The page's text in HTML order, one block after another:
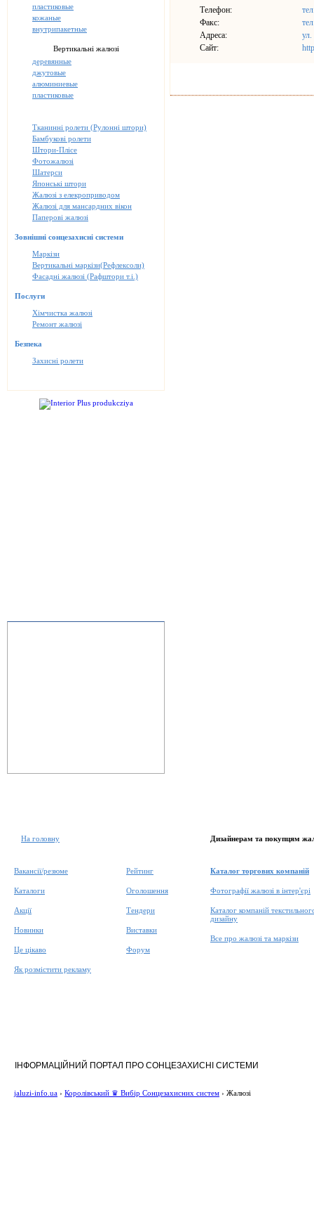
пластиковые
кожаные
внутрипакетные
Вертикальні жалюзі
деревянные
джутовые
алюминиевые
пластиковые
Тканинні ролети (Рулонні штори)
Бамбукові ролети
Штори-Плісе
Фотожалюзі
Шатерси
Японські штори
Жалюзі з елекроприводом
Жалюзі для мансардних вікон
Паперові жалюзі
Зовнішні сонцезахисні системи
Маркізи
Вертикальні маркізи(Рефлексоли)
Фасадні жалюзі (Рафштори т.і.)
Послуги
Хімчистка жалюзі
Ремонт жалюзі
Безпека
Захисні ролети
Телефон:
Факс:
Адреса:
ул.
Сайт:
На головну
Вакансії/резюме
Каталоги
Акції
Новинки
Це цікаво
Як розмістити рекламу
Рейтинг
Оголошення
Тендери
Виставки
Форум
Дизайнерам та покупцям
Каталог торгових компаній
Фотографії жалюзі в інтер'єрі
Каталог компаній
дизайну
Все про жалюзі та маркізи
ІНФОРМАЦІЙНИЙ ПОРТАЛ ПРО СОНЦЕЗАХИСНІ СИСТЕМИ
jaluzi-info.ua › Королівський ♛ Вибір Сонцезахисних систем › Жалюзі